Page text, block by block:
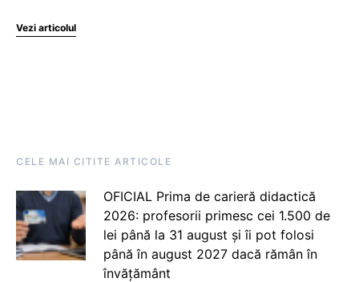
Vezi articolul
CELE MAI CITITE ARTICOLE
OFICIAL Prima de carieră didactică
2026: profesorii primesc cei 1.500 de
lei până la 31 august și îi pot folosi
până în august 2027 dacă rămân în
învățământ